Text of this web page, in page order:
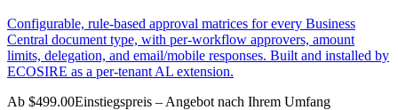
Configurable, rule-based approval matrices for every Business
Central document type, with per-workflow approvers, amount
limits, delegation, and email/mobile responses. Built and installed by
ECOSIRE as a per-tenant AL extension.
Ab $499.00Einstiegspreis – Angebot nach Ihrem Umfang